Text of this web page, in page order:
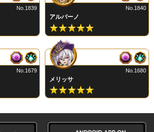
No.1839
アルバーノ
No.1840
No.1679
メリッサ
No.1680